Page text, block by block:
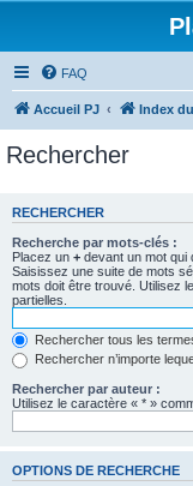
FAQ
Accueil PJ Index
Rechercher
RECHERCHER
Recherche par mots-clés :
Placez un + devant un mot qui
Saisissez une suite de mots
mots doit être trouvé. Utilisez
partielles.
Rechercher tous les
Rechercher n’importe
Rechercher par auteur :
Utilisez le caractère « * »
OPTIONS DE RECHERCHE